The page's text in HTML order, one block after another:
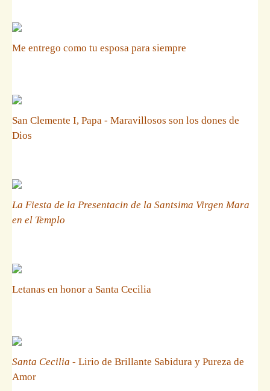
Me entrego como tu esposa para siempre
San Clemente I, Papa - Maravillosos son los dones de
Dios
La Fiesta de la Presentacin de la Santsima Virgen Mara
en el Templo
Letanas en honor a Santa Cecilia
Santa Cecilia - Lirio de Brillante Sabidura y Pureza de
Amor